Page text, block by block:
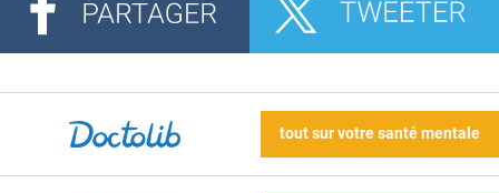
tout sur votre santé mentale